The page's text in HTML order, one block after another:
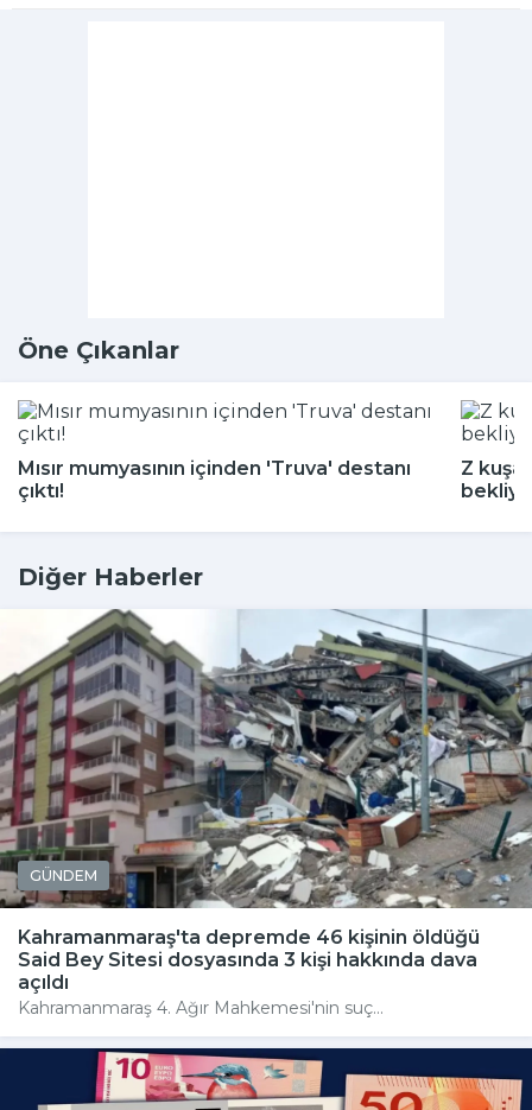
Öne Çıkanlar
Mısır mumyasının içinden 'Truva' destanı
çıktı!
Z
Diğer Haberler
GÜNDEM
Kahramanmaraş'ta depremde 46 kişinin öldüğü
Said Bey Sitesi dosyasında 3 kişi hakkında dava
açıldı
Kahramanmaraş 4. Ağır Mahkemesi'nin suç...